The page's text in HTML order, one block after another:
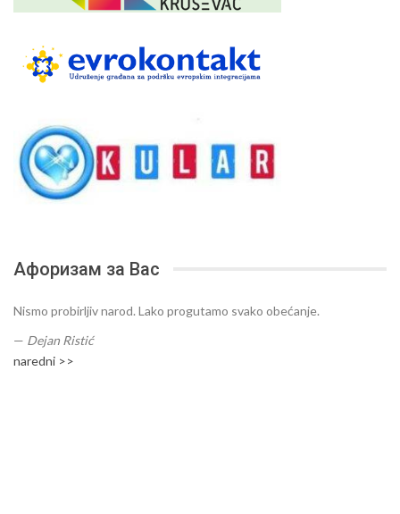
Афоризам за Вас
Nismo probirljiv narod. Lako progutamo svako obećanje.
— Dejan Ristić
naredni >>